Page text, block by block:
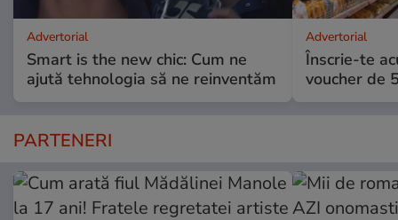
Advertorial
Smart is the new chic: Cum ne
ajută tehnologia să ne reinventăm
Advertorial
Înscrie-te
voucher de
PARTENERI